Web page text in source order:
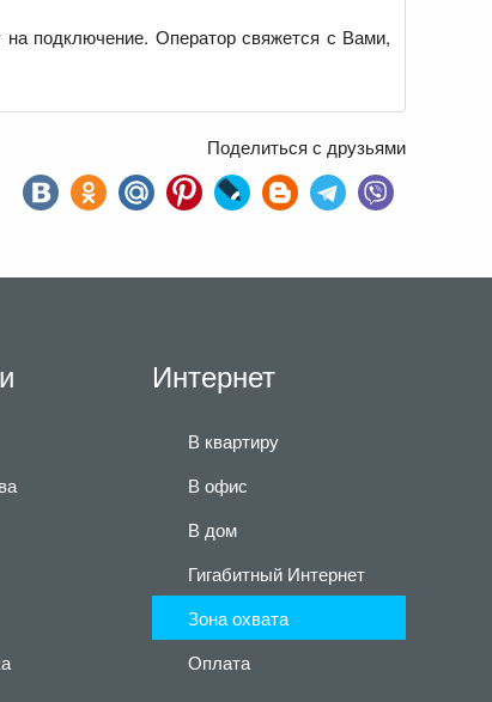
подключение. Оператор свяжется с Вами,
Поделиться с друзьями
Интернет
В квартиру
В офис
В дом
Гигабитный Интернет
Зона охвата
Оплата